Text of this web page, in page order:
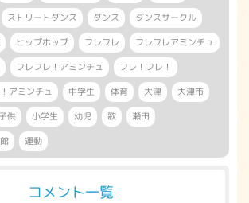
ストリートダンス ダンス
ダンスサークル
ヒップホップ フレフレ
フレフレアミンチュ
フレフレ！アミンチュ
フレ！フレ！
アミンチュ
中学生 体育 大津
大津市
子供 小学生 幼児 歌
瀬田
運動
コメント一覧